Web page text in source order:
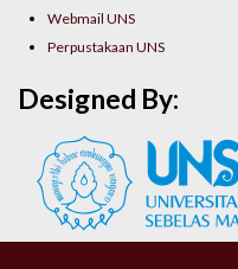
Webmail UNS
Perpustakaan UNS
Designed By: